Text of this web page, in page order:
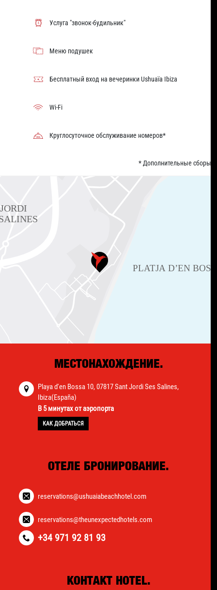
Услуга "звонок-будильник"
Меню подушек
Бесплатный вход на вечеринки Ushuaïa Ibiza
Wi-Fi
Круглосуточное обслуживание номеров*
* Дополнительные сборы
МЕСТОНАХОЖДЕНИЕ.
Playa d'en Bossa 10, 07817 Sant Jordi Ses Salines,
Ibiza(España)
В 5 минутах от аэропорта
КАК ДОБРАТЬСЯ
ОТЕЛЕ БРОНИРОВАНИЕ.
reservations@ushuaiabeachhotel.com
reservations@theunexpectedhotels.com
+34 971 92 81 93
КОНТАКТ HOTEL.